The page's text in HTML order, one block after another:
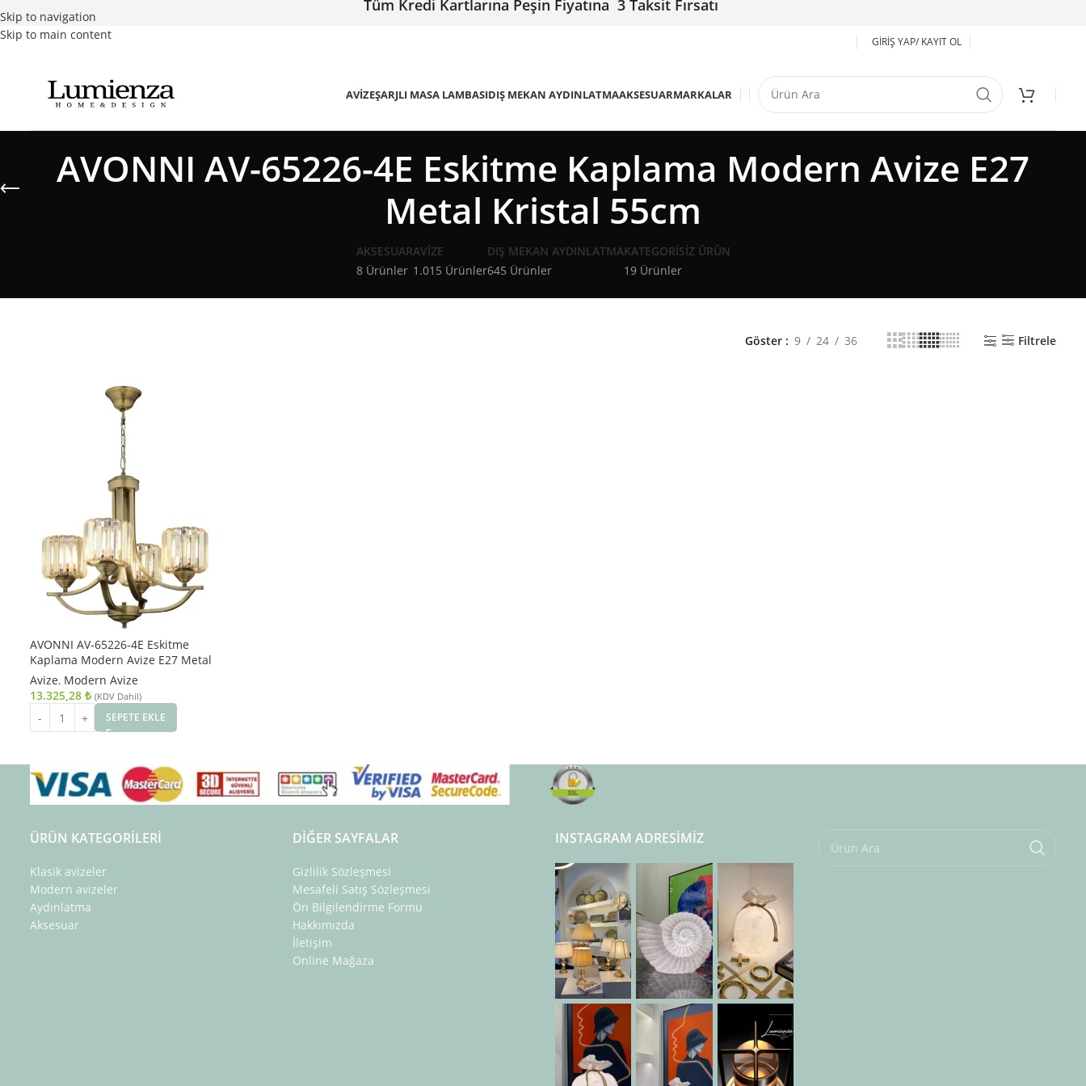
Skip to navigation
Skip to main content
Tüm Kredi Kartlarına Peşin Fiyatına 3 Taksit Fırsatı
GIRIŞ YAP/ KAYIT OL
AVIZEŞARJLI MASA LAMBASIDIŞ MEKAN AYDINLATMAAKSESUARMARKALAR
AVONNI AV-65226-4E Eskitme Kaplama Modern Avize E27
Metal Kristal 55cm
AKSESUAR
8 Ürünler
AVIZE
1.015 Ürünler
DIŞ MEKAN AYDINLATMA
645 Ürünler
KATEGORISIZ ÜRÜN
19 Ürünler
Göster 9 24 36 Filtrele
AVONNI AV-65226-4E Eskitme
Kaplama Modern Avize E27 Metal
Kristal 55cm
Avize, Modern Avize
13.325,28 ₺ (KDV Dahil)
SEPETE EKLE
ÜRÜN KATEGORILERI
Klasik avizeler
Modern avizeler
Aydınlatma
Aksesuar
DIĞER SAYFALAR
Gizlilik Sözleşmesi
Mesafeli Satış Sözleşmesi
Ön Bilgilendirme Formu
Hakkımızda
İletişim
Online Mağaza
INSTAGRAM ADRESIMIZ